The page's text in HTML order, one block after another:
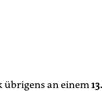
übrigens an einem